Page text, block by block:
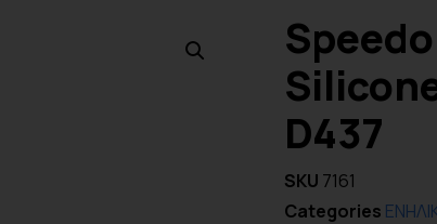
D437
SKU 7161
Categories